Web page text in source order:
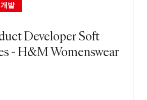
Developer Soft
- H&M Womenswear
발